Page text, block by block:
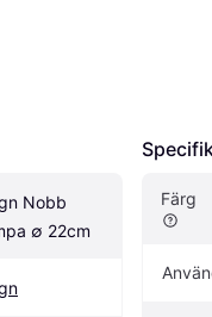
Nobb
∅ 22cm
Färg